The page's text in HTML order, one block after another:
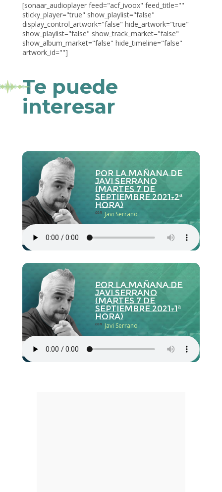
[sonaar_audioplayer feed="acf_ivoox" feed_title=""
sticky_player="true" show_playlist="false"
display_control_artwork="false" hide_artwork="true"
show_playlist="false" show_track_market="false"
show_album_market="false" hide_timeline="false"
artwork_id=""]
Te puede
interesar
Por la Mañana de
Javi Serrano
(martes 7 de
septiembre 2021-2ª
hora)
con Javi Serrano
Por la Mañana de
Javi Serrano
(martes 7 de
septiembre 2021-1ª
hora)
con Javi Serrano